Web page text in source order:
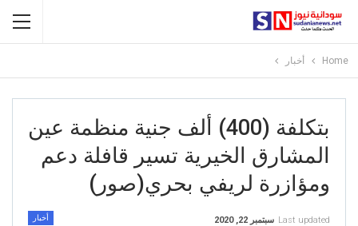
Home أخبار
بتكلفة (400) ألف جنية منظمة عين
المشارق الخيرية تسير قافلة دعم
ومؤازرة لريفي بحري(صور)
أخبار Last updated سبتمبر 22, 2020